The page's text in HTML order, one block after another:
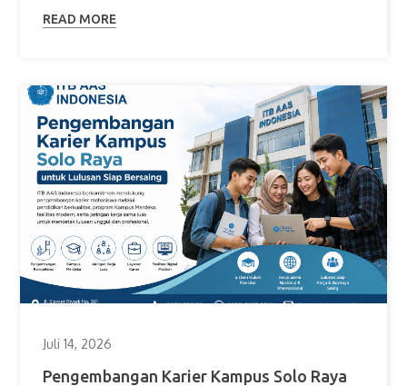
READ MORE
Juli 14, 2026
Pengembangan Karier Kampus Solo Raya